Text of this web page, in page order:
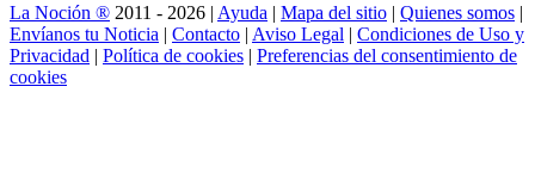
La Noción ® 2011 - 2026 | Ayuda | Mapa del sitio | Quienes somos |
Envíanos tu Noticia | Contacto | Aviso Legal | Condiciones de Uso y
Privacidad | Política de cookies | Preferencias del consentimiento de
cookies